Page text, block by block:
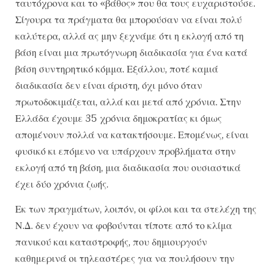
ταυτόχρονα και το «βάθος» που θα τους ευχαριστούσε.
Σίγουρα τα πράγματα θα μπορούσαν να είναι πολύ
καλύτερα, αλλά ας μην ξεχνάμε ότι η εκλογή από τη
βάση είναι μια πρωτόγνωρη διαδικασία για ένα κατά
βάση συντηρητικό κόμμα. Εξάλλου, ποτέ καμιά
διαδικασία δεν είναι άριστη, όχι μόνο όταν
πρωτοδοκιμάζεται, αλλά και μετά από χρόνια. Στην
Ελλάδα έχουμε 35 χρόνια δημοκρατίας κι όμως
απομένουν πολλά να κατακτήσουμε. Επομένως, είναι
φυσικό κι επόμενο να υπάρχουν προβλήματα στην
εκλογή από τη βάση, μια διαδικασία που ουσιαστικά
έχει δύο χρόνια ζωής.
Εκ των πραγμάτων, λοιπόν, οι φίλοι και τα στελέχη της
Ν.Δ. δεν έχουν να φοβούνται τίποτε από το κλίμα
πανικού και καταστροφής, που δημιουργούν
καθημερινά οι τηλεαστέρες για να πουλήσουν την